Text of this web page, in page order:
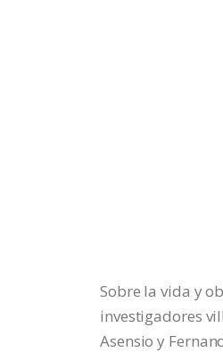
Sobre la vida y
investigadores
Asensio y